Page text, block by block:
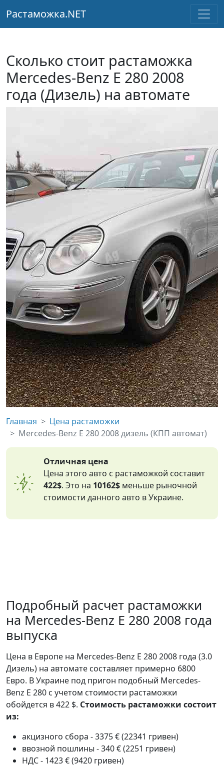
Растаможка.NET
Сколько стоит растаможка
Mercedes-Benz E 280 2008
года (Дизель) на автомате
Главная
Цена растаможки
Mercedes-Benz E 280 2008 дизель (КПП автомат)
Отличная цена
Цена этого авто с растаможкой составит
422$. Это на 10162$ меньше рыночной
стоимости данного авто в Украине.
Подробный расчет растаможки
на Mercedes-Benz E 280 2008 года
выпуска
Цена в Европе на Mercedes-Benz E 280 2008 года (3.0
Дизель) на автомате составляет примерно 6800
Евро. В Украине под пригон подобный Mercedes-
Benz E 280 с учетом стоимости растаможки
обойдется в 422 $. Стоимость растаможки состоит
из:
акцизного сбора - 3375 € (22341 гривен)
ввозной пошлины - 340 € (2251 гривен)
НДС - 1423 € (9420 гривен)